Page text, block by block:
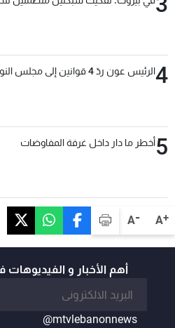
A+
A-
4الرئيس عون ردّ 4 قوانين إلى مجلس النواب
5أخطر ما دار داخل غرفة المفاوضات
أهم الأخبار و الفيديوهات
@mtvlebanonnews